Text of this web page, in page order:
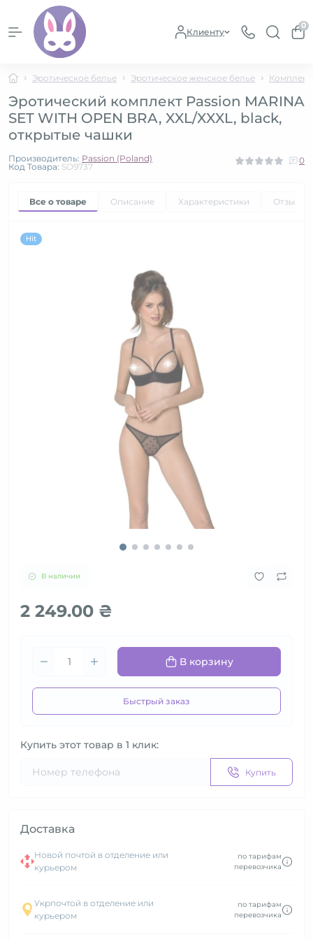
Клиенту
0
Эротическое белье Эротическое женское белье
Эротический комплект Passion MARINA
SET WITH OPEN BRA, XXL/XXXL, black,
открытые чашки
Производитель: Passion (Poland)
Код Товара: SO9737
0
Все о товаре Описание Характеристики Отзывы
Hit
В наличии
2 249.00 ₴
В корзину
Быстрый заказ
Купить этот товар в 1 клик:
Купить
Доставка
Новой почтой в отделение или
курьером
по тарифам
перевозчика
Укрпочтой в отделение или
курьером
по тарифам
перевозчика